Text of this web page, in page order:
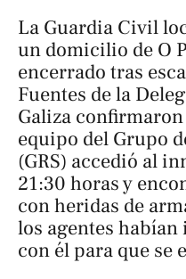
La Guardia Civil
un domicilio de O
encerrado tras
Fuentes de la
Galiza confirmaron
equipo del Grupo
(GRS) accedió al
21:30 horas y
con heridas de
los agentes
con él para que se